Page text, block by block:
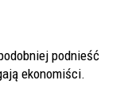
podnieść
ekonomiści.